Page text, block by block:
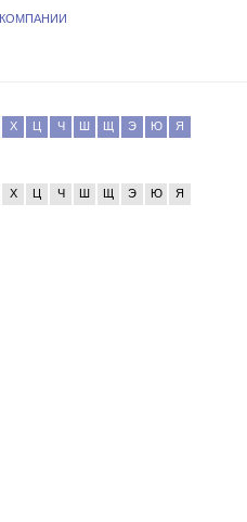
Х Ц Ч Ш Щ Э Ю Я
Х Ц Ч Ш Щ Э Ю Я